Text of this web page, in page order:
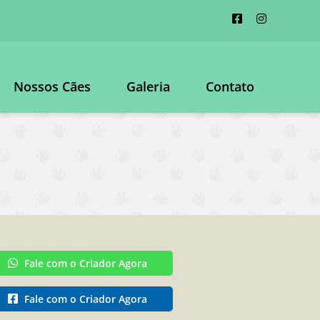
Nossos Cães Galeria Contato
Fale com o Criador Agora
Fale com o Criador Agora